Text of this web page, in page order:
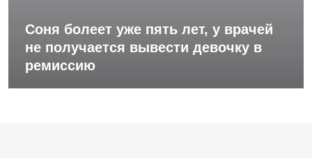
Соня болеет уже пять лет, у врачей
не получается вывести девочку в
ремиссию